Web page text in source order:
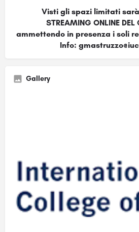
Visti gli spazi limitati
STREAMING ONLINE DEL
ammettendo in presenza i soli
Info:
Gallery